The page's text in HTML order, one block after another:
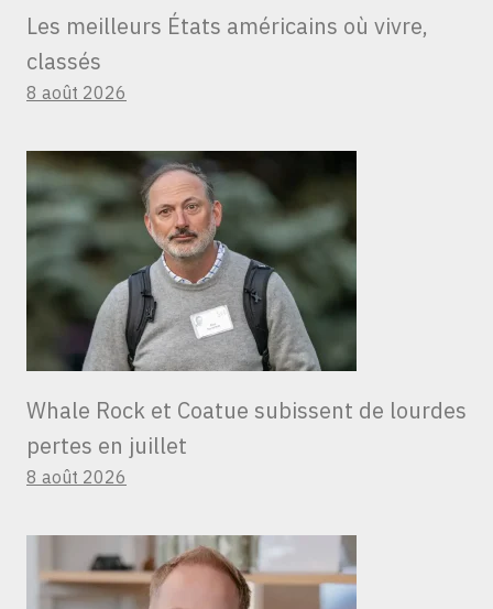
Les meilleurs États américains où vivre,
classés
8 août 2026
Whale Rock et Coatue subissent de lourdes
pertes en juillet
8 août 2026